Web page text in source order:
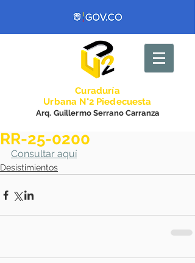
Curaduría
Urbana N°2 Piedecuesta
Arq. Guillermo Serrano Carranza
RR-25-0200
Consultar aquí
Desistimientos